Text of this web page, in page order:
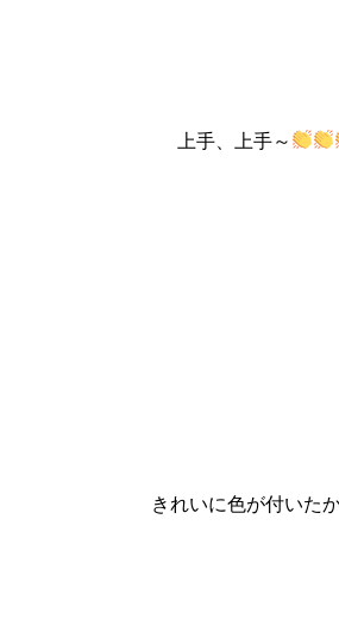
上手、上手～
きれいに色が付いた